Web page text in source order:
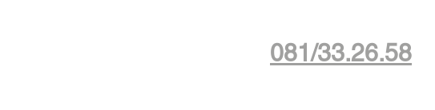
081/33.26.58